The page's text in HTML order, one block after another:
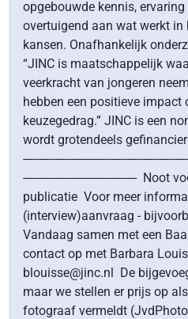
opgebouwde kennis,
overtuigend aan wat werkt in
kansen. Onafhankelijk
“JINC is maatschappelijk
veerkracht van jongeren
hebben een positieve impact
keuzegedrag.” JINC is een
wordt grotendeels
------------------------------------
publicatie Voor meer
(interview)aanvraag -
Vandaag samen met een
contact op met Barbara
blouisse@jinc.nl De
maar we stellen er prijs op
fotograaf vermeldt